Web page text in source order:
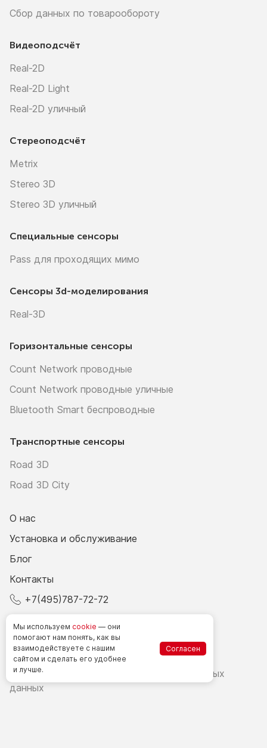
Сбор данных по товарообороту
Видеоподсчёт
Real-2D
Real-2D Light
Real-2D уличный
Стереоподсчёт
Metrix
Stereo 3D
Stereo 3D уличный
Специальные сенсоры
Pass для проходящих мимо
Сенсоры 3d-моделирования
Real-3D
Горизонтальные сенсоры
Count Network проводные
Count Network проводные уличные
Bluetooth Smart беспроводные
Транспортные сенсоры
Road 3D
Road 3D City
О нас
Установка и обслуживание
Блог
Контакты
+7(495)787-72-72
Счетчики посетителей в РФ
Политика в области обработки персональных
данных
Мы используем cookie — они
помогают нам понять, как вы
взаимодействуете с нашим
сайтом и сделать его удобнее
и лучше.
Согласен